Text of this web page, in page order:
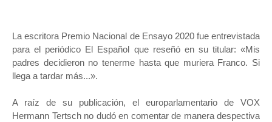
La escritora Premio Nacional de Ensayo 2020 fue entrevistada
para el periódico El Español que reseñó en su titular: «Mis
padres decidieron no tenerme hasta que muriera Franco. Si
llega a tardar más...».
A raíz de su publicación, el europarlamentario de VOX
Hermann Tertsch no dudó en comentar de manera despectiva